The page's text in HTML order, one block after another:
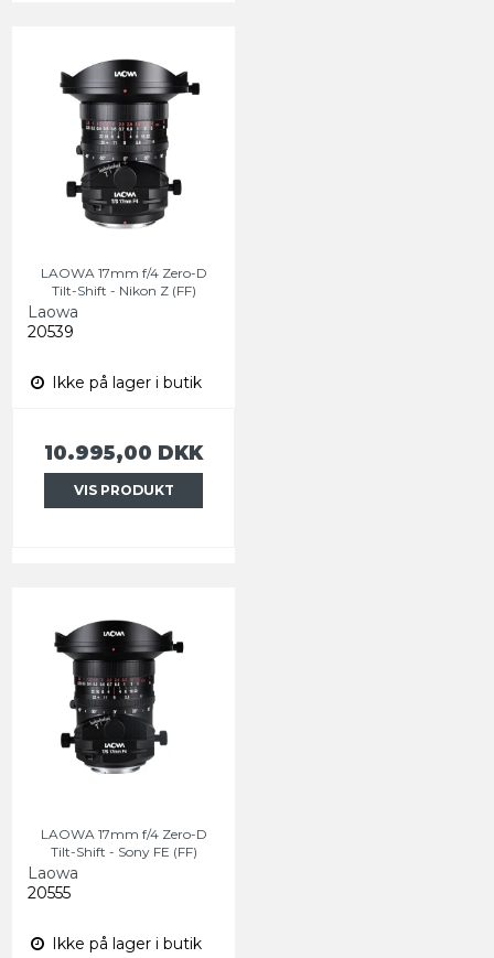
LAOWA 17mm f/4 Zero-D
Tilt-Shift - Nikon Z (FF)
Laowa
20539
Ikke på lager i butik
10.995,00 DKK
VIS PRODUKT
LAOWA 17mm f/4 Zero-D
Tilt-Shift - Sony FE (FF)
Laowa
20555
Ikke på lager i butik